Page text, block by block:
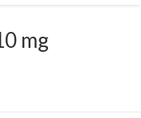
mg